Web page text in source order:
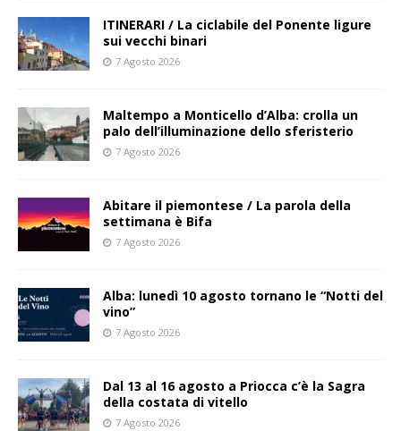
ITINERARI / La ciclabile del Ponente ligure
sui vecchi binari
7 Agosto 2026
Maltempo a Monticello d’Alba: crolla un
palo dell’illuminazione dello sferisterio
7 Agosto 2026
Abitare il piemontese / La parola della
settimana è Bifa
7 Agosto 2026
Alba: lunedì 10 agosto tornano le “Notti del
vino”
7 Agosto 2026
Dal 13 al 16 agosto a Priocca c’è la Sagra
della costata di vitello
7 Agosto 2026